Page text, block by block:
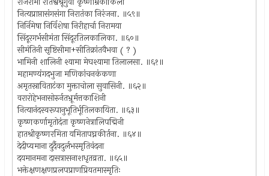
नित्यप्राप्तासंगसंगा निरातंका निरंजना. ॥५९॥
निर्निमेषा निर्विशेषा निरीहार्चा निरामया
सिंदूरगर्भसीमंता सिंदूरतिलकालिका. ॥६०॥
सीमंतिनी सृष्टिसीमा+सीतिक्रांतवैभवा ( ? )
भामिनी शालिनी श्यामा मेघश्यामा तिलालसा. ॥६१॥
महामण्यंगदभुजा मणिकांचनकंकणा
अमृतस्राविताटंका मुक्ताचोला सुवासिनी. ॥६२॥
वरारोहेभनासोरुर्नतभ्रूर्मत्तकाशिनी
नित्यानंदस्वरूपानुभूतिर्भूतिलकायिता. ॥६३॥
कृष्णकर्णामृतोदंता कृष्णनेत्रालिपद्मिनी
हातश्रीकृष्णरमिता यमितापघ्नकीर्तना. ॥६४॥
देदीप्यमाना दुर्दैवदुर्लभस्मृतिवंदना
दयमानमना दासत्रासनाशधृतव्रता. ॥६५॥
भक्तेक्षणक्षणप्रलपप्राणप्रियतमास्मृतिः